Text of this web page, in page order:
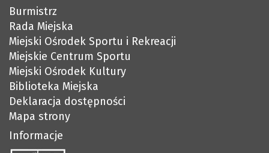
Burmistrz
Rada Miejska
Miejski Ośrodek Sportu i Rekreacji
Miejskie Centrum Sportu
Miejski Ośrodek Kultury
Biblioteka Miejska
Deklaracja dostępności
Mapa strony
Informacje